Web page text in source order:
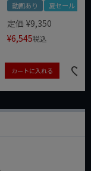
動画あり 夏セール
定価 ¥9,350
¥6,545税込
カートに入れる